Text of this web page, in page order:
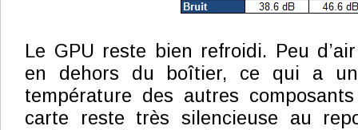
Le GPU reste bien refroidi. Peu
en dehors du boîtier, ce qui a
température des autres
carte reste très silencieuse au